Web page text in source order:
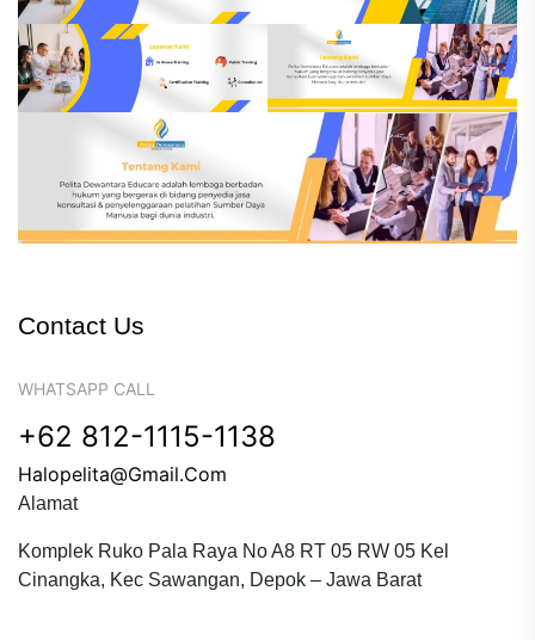
Contact Us
WHATSAPP CALL
+62 812-1115-1138
Halopelita@gmail.com
Alamat
Komplek Ruko Pala Raya No A8 RT 05 RW 05 Kel
Cinangka, Kec Sawangan, Depok – Jawa Barat